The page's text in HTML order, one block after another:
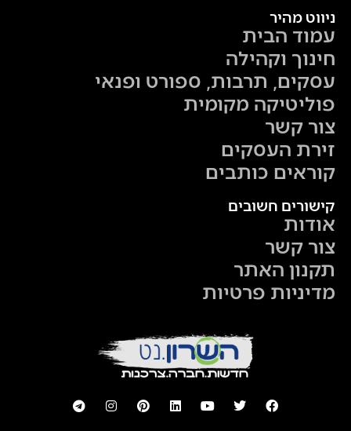
ניווט מהיר
עמוד הבית
חינוך וקהילה
עסקים, תרבות, ספורט ופנאי
פוליטיקה מקומית
צור קשר
זירת העסקים
קוראים כותבים
קישורים חשובים
אודות
צור קשר
תקנון האתר
מדיניות פרטיות